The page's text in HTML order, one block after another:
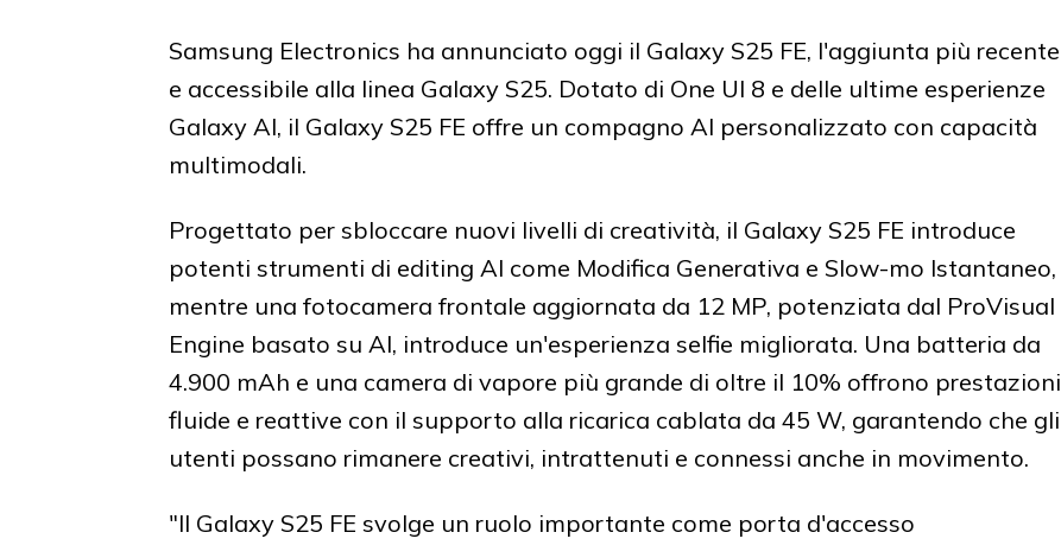
Samsung Electronics ha annunciato oggi il Galaxy S25 FE, l'aggiunta più recente
e accessibile alla linea Galaxy S25. Dotato di One UI 8 e delle ultime esperienze
Galaxy AI, il Galaxy S25 FE offre un compagno AI personalizzato con capacità
multimodali.
Progettato per sbloccare nuovi livelli di creatività, il Galaxy S25 FE introduce
potenti strumenti di editing AI come Modifica Generativa e Slow-mo Istantaneo,
mentre una fotocamera frontale aggiornata da 12 MP, potenziata dal ProVisual
Engine basato su AI, introduce un'esperienza selfie migliorata. Una batteria da
4.900 mAh e una camera di vapore più grande di oltre il 10% offrono prestazioni
fluide e reattive con il supporto alla ricarica cablata da 45 W, garantendo che gli
utenti possano rimanere creativi, intrattenuti e connessi anche in movimento.
"Il Galaxy S25 FE svolge un ruolo importante come porta d'accesso